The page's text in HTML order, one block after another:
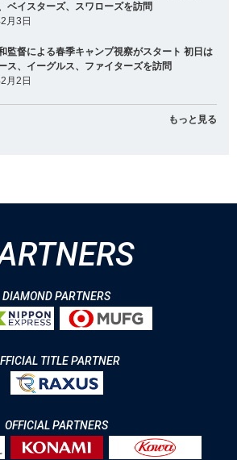
ベイスターズ、スワローズを訪問
月3日
監督による春季キャンプ視察がスタート 初日は
ス、イーグルス、ファイターズを訪問
月2日
もっと見る
DIAMOND PARTNERS
TITLE PARTNER
OFFICIAL PARTNERS